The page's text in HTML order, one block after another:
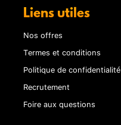
Liens utiles
Nos offres
Termes et conditions
Politique de confidentialité
Recrutement
Foire aux questions